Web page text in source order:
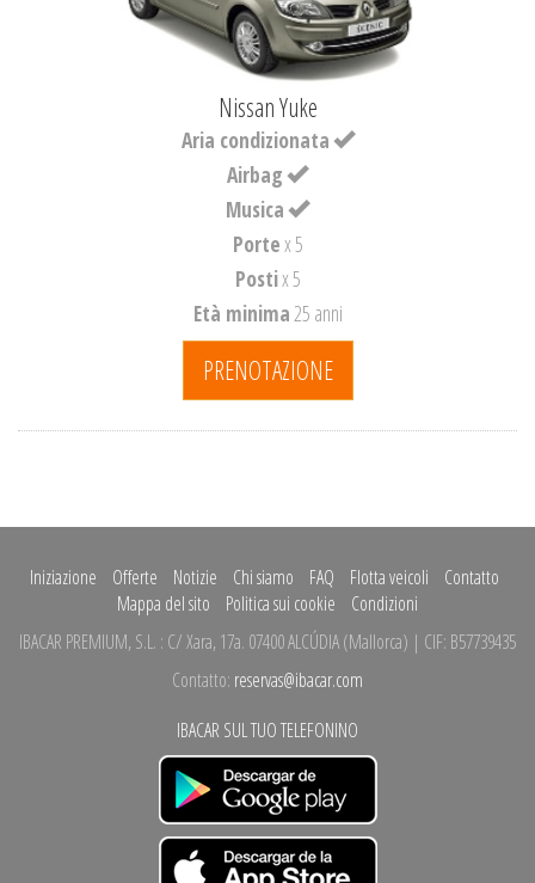
Nissan Yuke
Aria condizionata
Airbag
Musica
Portex 5
Postix 5
Età minima25 anni
PRENOTAZIONE
Iniziazione Offerte Notizie Chi siamo FAQ Flotta veicoli
Contatto
Mappa del sito
Politica sui cookie
Condizioni
IBACAR PREMIUM, S.L. : C/ Xara, 17a. 07400 ALCÚDIA(Mallorca) | CIF: B57739435
Contatto: reservas@ibacar.com
IBACAR SUL TUO TELEFONINO